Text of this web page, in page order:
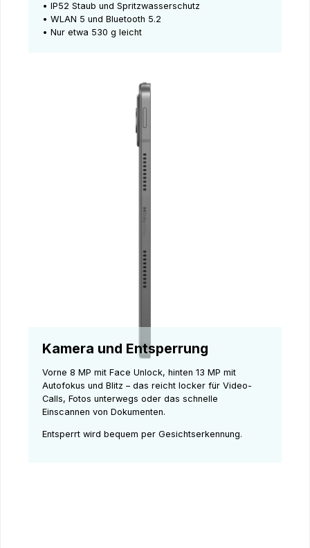
• IP52 Staub und Spritzwasserschutz
• WLAN 5 und Bluetooth 5.2
• Nur etwa 530 g leicht
Kamera und Entsperrung
Vorne 8 MP mit Face Unlock, hinten 13 MP mit
Autofokus und Blitz – das reicht locker für Video-
Calls, Fotos unterwegs oder das schnelle
Einscannen von Dokumenten.
Entsperrt wird bequem per Gesichtserkennung.